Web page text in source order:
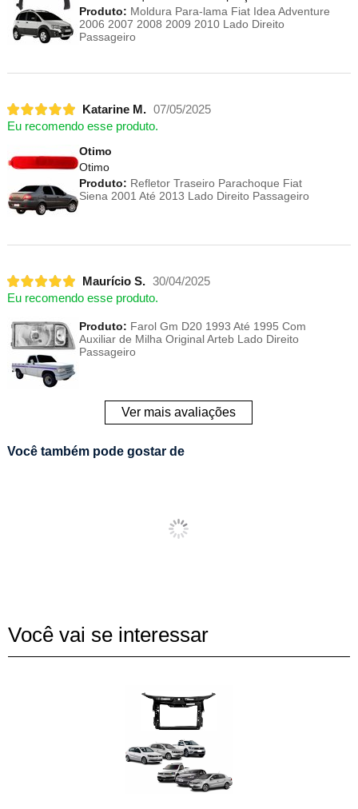
Produto: Moldura Para-lama Fiat Idea Adventure
2006 2007 2008 2009 2010 Lado Direito
Passageiro
Katarine M. 07/05/2025
Eu recomendo esse produto.
Otimo
Otimo
Produto: Refletor Traseiro Parachoque Fiat
Siena 2001 Até 2013 Lado Direito Passageiro
Maurício S. 30/04/2025
Eu recomendo esse produto.
Produto: Farol Gm D20 1993 Até 1995 Com
Auxiliar de Milha Original Arteb Lado Direito
Passageiro
Ver mais avaliações
Você também pode gostar de
Você vai se interessar